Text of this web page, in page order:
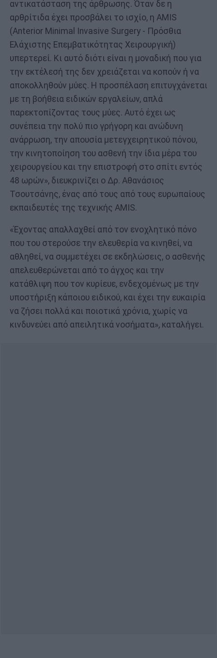
αντικατάσταση της άρθρωσης. Όταν δε η
αρθρίτιδα έχει προσβάλει το ισχίο, η AMIS
(Anterior Minimal Invasive Surgery - Πρόσθια
Ελάχιστης Επεμβατικότητας Χειρουργική)
υπερτερεί. Κι αυτό διότι είναι η μοναδική που για
την εκτέλεσή της δεν χρειάζεται να κοπούν ή να
αποκολληθούν μύες. Η προσπέλαση επιτυγχάνεται
με τη βοήθεια ειδικών εργαλείων, απλά
παρεκτοπίζοντας τους μύες. Αυτό έχει ως
συνέπεια την πολύ πιο γρήγορη και ανώδυνη
ανάρρωση, την απουσία μετεγχειρητικού πόνου,
την κινητοποίηση του ασθενή την ίδια μέρα του
χειρουργείου και την επιστροφή στο σπίτι εντός
48 ωρών», διευκρινίζει ο Δρ. Αθανάσιος
Τσουτσάνης, ένας από τους από τους ευρωπαίους
εκπαιδευτές της τεχνικής AMIS.
«Έχοντας απαλλαχθεί από τον ενοχλητικό πόνο
που του στερούσε την ελευθερία να κινηθεί, να
αθληθεί, να συμμετέχει σε εκδηλώσεις, ο ασθενής
απελευθερώνεται από το άγχος και την
κατάθλιψη που τον κυρίευε, ενδεχομένως με την
υποστήριξη κάποιου ειδικού, και έχει την ευκαιρία
να ζήσει πολλά και ποιοτικά χρόνια, χωρίς να
κινδυνεύει από απειλητικά νοσήματα», καταλήγει.